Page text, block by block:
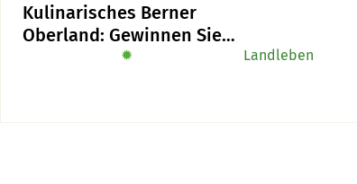
vergleichbare Emissionen.
Kulinarisches Berner
Oberland: Gewinnen Sie
das Buch «Alpe-Chuchi»
✹ Landleben